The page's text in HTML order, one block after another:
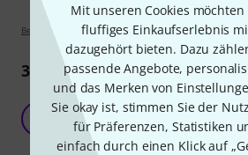
Mit unseren Cookies
fluffiges Einkaufserlebnis
dazugehört bieten. Dazu
passende Angebote,
und das Merken von
Sie okay ist, stimmen Sie der
für Präferenzen, Statistiken
einfach durch einen Klick auf
Bewertungsrichtlinien
3Rezensionen
Dieses Backbuch rockt!
broezl 14.07.2017